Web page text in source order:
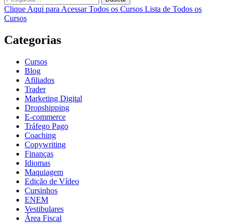
Clique Aqui para Acessar Todos os Cursos Lista de Todos os
Cursos
Categorias
Cursos
Blog
Afiliados
Trader
Marketing Digital
Dropshipping
E-commerce
Tráfego Pago
Coaching
Copywriting
Finanças
Idiomas
Maquiagem
Edição de Vídeo
Cursinhos
ENEM
Vestibulares
Área Fiscal